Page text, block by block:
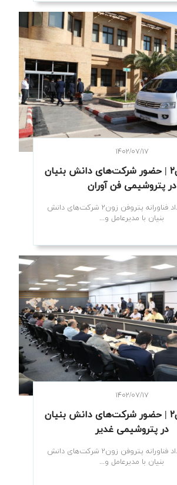
۱۴۰۲/۰۷/۱۷
پتروفن زون۲ | حضور شرکت‌های دانش بنیان
در پتروشیمی فن آوران
در ادامه رویداد فناورانه پتروفن زون۲ شرکت‌های دانش
بنیان با مدیرعامل و...
۱۴۰۲/۰۷/۱۷
پتروفن زون۲ | حضور شرکت‌های دانش بنیان
در پتروشیمی غدیر
در ادامه رویداد فناورانه پتروفن زون۲ شرکت‌های دانش
بنیان با مدیرعامل و...